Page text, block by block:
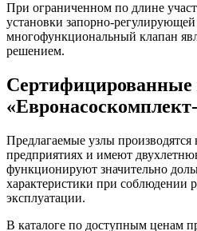
При ограниченном по длине
установки запорно-
многофункциональный клапан
решением.
Предлагаемые узлы производятся
предприятиях и имеют
функционируют значительно
характеристики при соблюдении
эксплуатации.
В каталоге по доступным ценам